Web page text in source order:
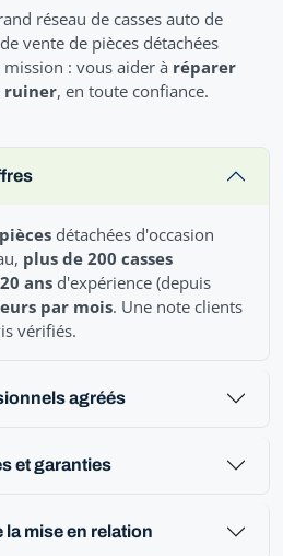
réseau de casses auto de
vente de pièces détachées
: vous aider à réparer
ruiner, en toute confiance.
détachées d'occasion
plus de 200 casses
ans d'expérience (depuis
par mois. Une note clients
vérifiés.
agréés
et garanties
mise en relation